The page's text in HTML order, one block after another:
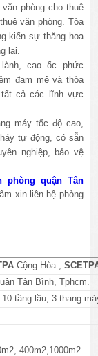
phòng cho thuê
văn phòng. Tòa
kiến sự thăng hoa
lai.
cao ốc phức
đam mê và thỏa
cả các lĩnh vực
máy tốc độ cao,
tự động, có sẵn
nghiệp, bảo vệ
phòng quận Tân
xin liên hệ phòng
Cộng Hòa ,
Tân Bình, Tphcm.
tầng lầu, 3 thang
400m2,1000m2